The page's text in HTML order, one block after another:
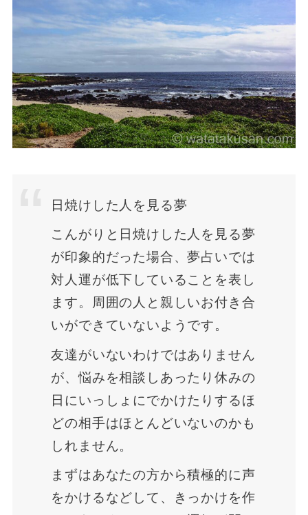
日焼けした人を見る夢
こんがりと日焼けした人を見る夢
が印象的だった場合、夢占いでは
対人運が低下していることを表し
ます。周囲の人と親しいお付き合
いができていないようです。
友達がいないわけではありません
が、悩みを相談しあったり休みの
日にいっしょにでかけたりするほ
どの相手はほとんどいないのかも
しれません。
まずはあなたの方から積極的に声
をかけるなどして、きっかけを作